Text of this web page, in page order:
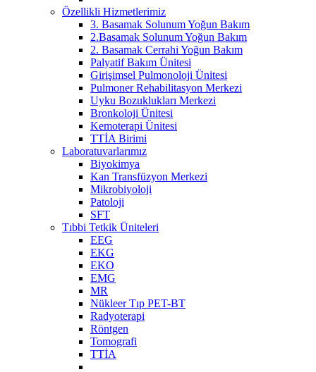
Özellikli Hizmetlerimiz
3. Basamak Solunum Yoğun Bakım
2.Basamak Solunum Yoğun Bakım
2. Basamak Cerrahi Yoğun Bakım
Palyatif Bakım Ünitesi
Girişimsel Pulmonoloji Ünitesi
Pulmoner Rehabilitasyon Merkezi
Uyku Bozuklukları Merkezi
Bronkoloji Ünitesi
Kemoterapi Ünitesi
TTİA Birimi
Laboratuvarlarımız
Biyokimya
Kan Transfüzyon Merkezi
Mikrobiyoloji
Patoloji
SFT
Tıbbi Tetkik Üniteleri
EEG
EKG
EKO
EMG
MR
Nükleer Tıp PET-BT
Radyoterapi
Röntgen
Tomografi
TTİA